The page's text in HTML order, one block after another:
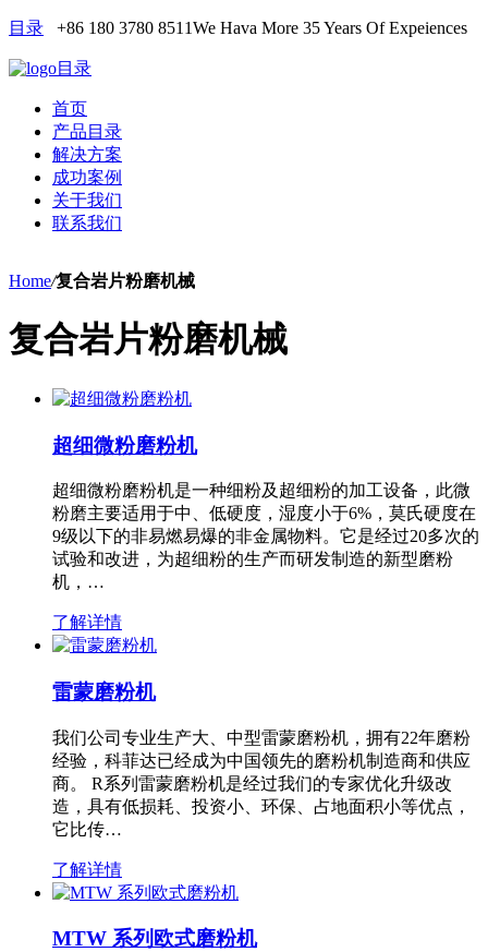
目录 +86 180 3780 8511We Hava More 35 Years Of Expeiences
目录
首页
产品目录
解决方案
成功案例
关于我们
联系我们
Home/复合岩片粉磨机械
复合岩片粉磨机械
超细微粉磨粉机
超细微粉磨粉机是一种细粉及超细粉的加工设备，此微
粉磨主要适用于中、低硬度，湿度小于6%，莫氏硬度在
9级以下的非易燃易爆的非金属物料。它是经过20多次的
试验和改进，为超细粉的生产而研发制造的新型磨粉
机，…
了解详情
雷蒙磨粉机
我们公司专业生产大、中型雷蒙磨粉机，拥有22年磨粉
经验，科菲达已经成为中国领先的磨粉机制造商和供应
商。 R系列雷蒙磨粉机是经过我们的专家优化升级改
造，具有低损耗、投资小、环保、占地面积小等优点，
它比传…
了解详情
MTW 系列欧式磨粉机